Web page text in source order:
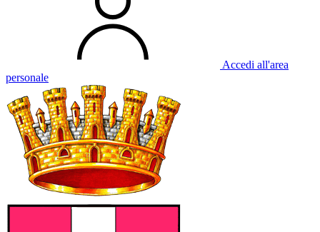
Accedi all'area
personale